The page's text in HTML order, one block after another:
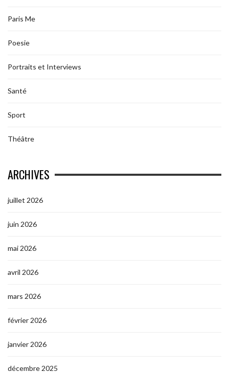
Paris Me
Poesie
Portraits et Interviews
Santé
Sport
Théâtre
ARCHIVES
juillet 2026
juin 2026
mai 2026
avril 2026
mars 2026
février 2026
janvier 2026
décembre 2025